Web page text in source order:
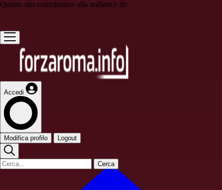
Questo sito contribuisce alla audience de
Accedi
Modifica profilo Logout
Cerca